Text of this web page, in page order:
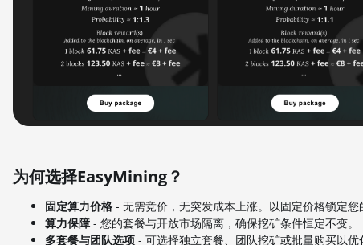
为何选择EasyMining？
固定算力价格 - 无需竞价，无突发成本上涨。以固定价格锁定您
算力保障 - 您的套餐与开放市场隔离，确保挖矿条件恒定不变。
多套餐与团队选项 - 可选择独立套餐、团队挖矿或批量购买以优